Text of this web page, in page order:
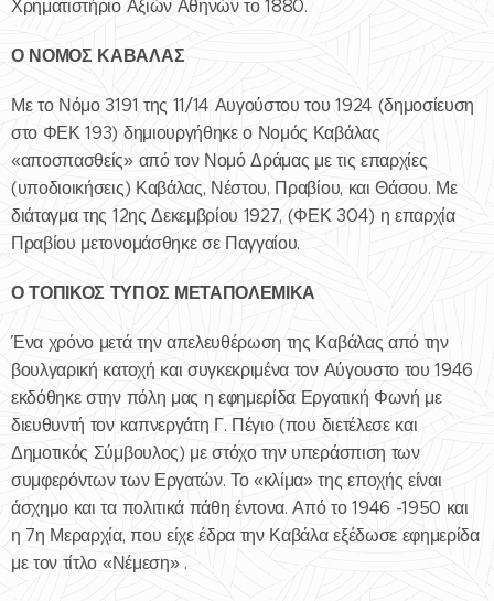
Χρηματιστήριο Αξιών Αθηνών το 1880.
Ο ΝΟΜΟΣ ΚΑΒΑΛΑΣ
Με το Νόμο 3191 της 11/14 Αυγούστου του 1924 (δημοσίευση
στο ΦΕΚ 193) δημιουργήθηκε ο Νομός Καβάλας
«αποσπασθείς» από τον Νομό Δράμας με τις επαρχίες
(υποδιοικήσεις) Καβάλας, Νέστου, Πραβίου, και Θάσου. Με
διάταγμα της 12ης Δεκεμβρίου 1927, (ΦΕΚ 304) η επαρχία
Πραβίου μετονομάσθηκε σε Παγγαίου.
Ο ΤΟΠΙΚΟΣ ΤΥΠΟΣ ΜΕΤΑΠΟΛΕΜΙΚΑ
Ένα χρόνο μετά την απελευθέρωση της Καβάλας από την
βουλγαρική κατοχή και συγκεκριμένα τον Αύγουστο του 1946
εκδόθηκε στην πόλη μας η εφημερίδα Εργατική Φωνή με
διευθυντή τον καπνεργάτη Γ. Πέγιο (που διετέλεσε και
Δημοτικός Σύμβουλος) με στόχο την υπεράσπιση των
συμφερόντων των Εργατών. Το «κλίμα» της εποχής είναι
άσχημο και τα πολιτικά πάθη έντονα. Από το 1946 -1950 και
η 7η Μεραρχία, που είχε έδρα την Καβάλα εξέδωσε εφημερίδα
με τον τίτλο «Νέμεση» .